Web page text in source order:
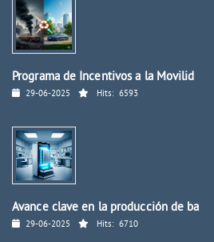
Programa de Incentivos a la Movilid
29-06-2025 Hits: 6593
Avance clave en la producción de ba
29-06-2025 Hits: 6710